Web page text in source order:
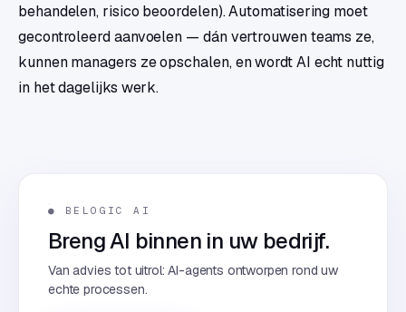
behandelen, risico beoordelen). Automatisering moet
gecontroleerd aanvoelen — dán vertrouwen teams ze,
kunnen managers ze opschalen, en wordt AI echt nuttig
in het dagelijks werk.
● BELOGIC AI
Breng AI binnen in uw bedrijf.
Van advies tot uitrol: AI-agents ontworpen rond uw
echte processen.